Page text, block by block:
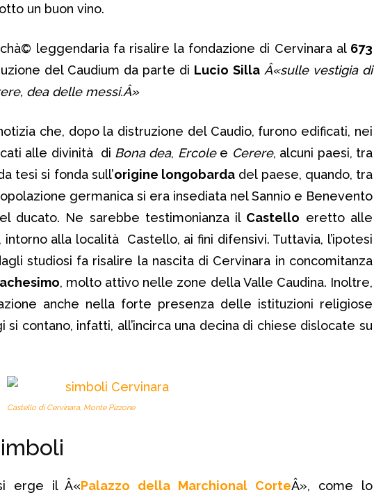
un buon vino.
leggendaria fa risalire la fondazione di Cervinara al 673
del Caudium da parte di Lucio Silla Â«sulle vestigia di
dea delle messi.Â»
che, dopo la distruzione del Caudio, furono edificati, nei
alle divinità di Bona dea, Ercolee Cerere, alcuni paesi, tra
tesi si fonda sull’origine longobarda del paese, quando, tra
germanica si era insediata nel Sannio e Benevento
ducato. Ne sarebbe testimonianza il Castello eretto alle
alla località Castello, ai fini difensivi. Tuttavia, l’ipotesi
studiosi fa risalire la nascita di Cervinara in concomitanza
, molto attivo nelle zone della Valle Caudina. Inoltre,
anche nella forte presenza delle istituzioni religiose
si contano, infatti, all’incirca una decina di chiese dislocate su
Castello di Cervinara, Monte Pizzone
erge il Â«Palazzo della Marchional CorteÂ», come lo